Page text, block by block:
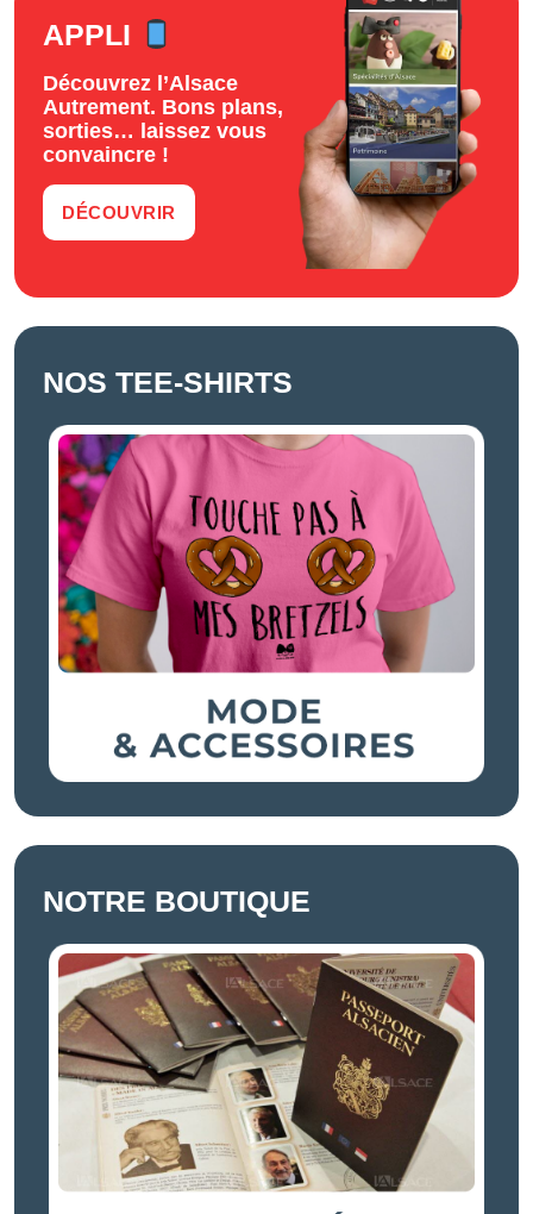
APPLI
Découvrez l’Alsace
Autrement. Bons plans,
sorties… laissez vous
convaincre !
DÉCOUVRIR
NOS TEE-SHIRTS
NOTRE BOUTIQUE